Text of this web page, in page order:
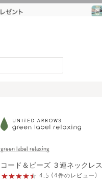
green label relaxing
コード＆ビーズ ３連ネックレス
4.5 (4件のレビュー)